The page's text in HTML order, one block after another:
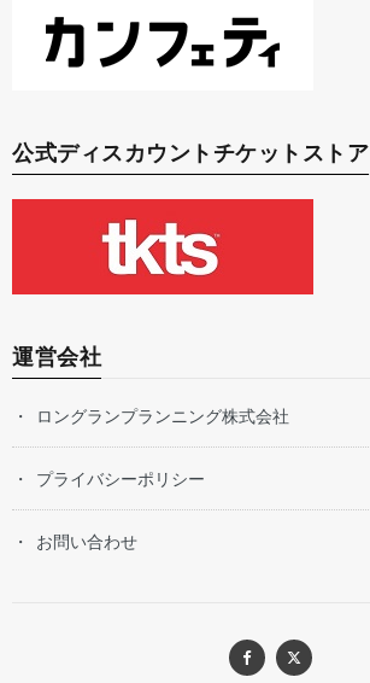
公式ディスカウントチケットストア
運営会社
ロングランプランニング株式会社
プライバシーポリシー
お問い合わせ